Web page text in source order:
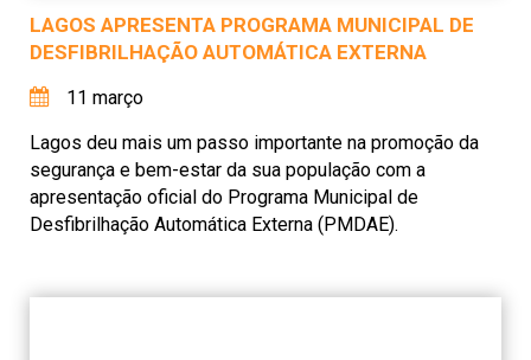
LAGOS APRESENTA PROGRAMA MUNICIPAL DE
DESFIBRILHAÇÃO AUTOMÁTICA EXTERNA
11 março
Lagos deu mais um passo importante na promoção da
segurança e bem-estar da sua população com a
apresentação oficial do Programa Municipal de
Desfibrilhação Automática Externa (PMDAE).